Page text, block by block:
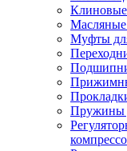
Клиновые
Масляные
Муфты
Пружины